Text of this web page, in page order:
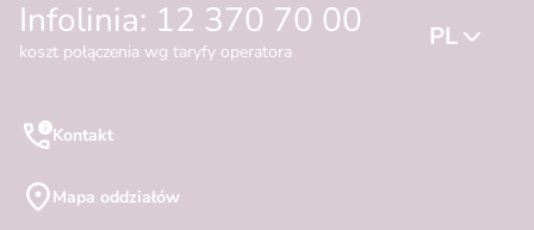
Infolinia: 12 370 70 00
koszt połączenia wg taryfy operatora PL
Kontakt
Mapa oddziałów